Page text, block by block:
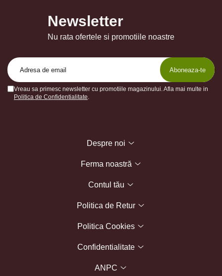
Newsletter
Nu rata ofertele si promotiile noastre
Vreau sa primesc newsletter cu promotiile magazinului. Afla mai multe in
Politica de Confidentialitate.
Despre noi
Ferma noastră
Contul tău
Politica de Retur
Politica Cookies
Confidentialitate
ANPC